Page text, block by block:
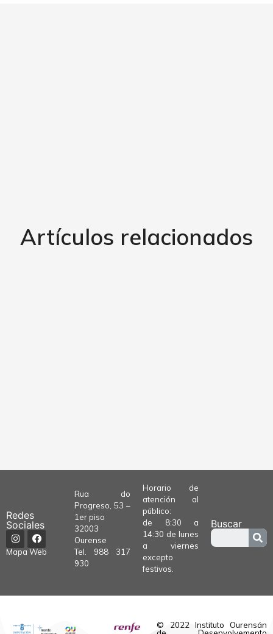
Artículos relacionados
Redes
Sociales
Mapa Web
Rua do
Progreso, 53 –
1er piso
32003
Ourense
Tel. 988 317
930
Horario de
atención al
público:
de 8:30 a
14:30 de lunes
a viernes
excepto
festivos.
Buscar
© 2022 Instituto Ourensán